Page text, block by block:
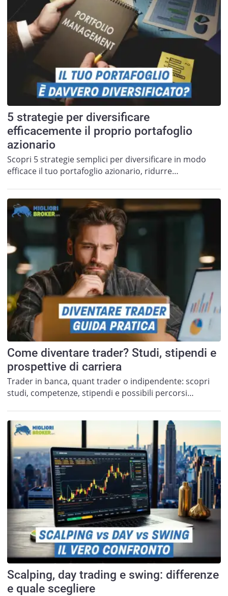
5 strategie per diversificare
efficacemente il proprio portafoglio
azionario
Scopri 5 strategie semplici per diversificare in modo
efficace il tuo portafoglio azionario, ridurre…
Come diventare trader? Studi, stipendi e
prospettive di carriera
Trader in banca, quant trader o indipendente: scopri
studi, competenze, stipendi e possibili percorsi…
Scalping, day trading e swing: differenze
e quale scegliere